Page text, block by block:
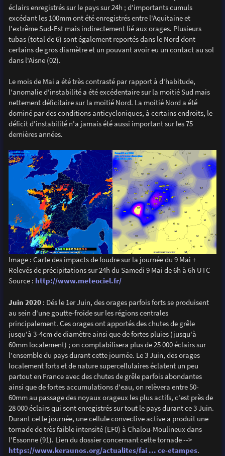
éclairs enregistrés sur le pays sur 24h ; d'importants cumuls
excédant les 100mm ont été enregistrés entre l'Aquitaine et
l'extrême Sud-Est mais indirectement lié aux orages. Plusieurs
tubas (total de 6) sont également reportés dans le Nord dont
certains de gros diamètre et un pouvant avoir eu un contact au sol
dans l'Aisne (02).
Le mois de Mai a été très contrasté par rapport à d'habitude,
l'anomalie d'instabilité a été excédentaire sur la moitié Sud mais
nettement déficitaire sur la moitié Nord. La moitié Nord a été
dominé par des conditions anticycloniques, à certains endroits, le
déficit d'instabilité n'a jamais été aussi important sur les 75
dernières années.
Image : Carte des impacts de foudre sur la journée du 9 Mai +
Relevés de précipitations sur 24h du Samedi 9 Mai de 6h à 6h UTC
Source : http://www.meteociel.fr/
Juin 2020: Dés le 1er Juin, des orages parfois forts se produisent
au sein d'une goutte-froide sur les régions centrales
principalement. Ces orages ont apportés des chutes de grêle
jusqu'à 3-4cm de diamètre ainsi que de fortes pluies (jusqu'à
60mm localement) ; on comptabilisera plus de 25 000 éclairs sur
l'ensemble du pays durant cette journée. Le 3 Juin, des orages
localement forts et de nature supercellulaires éclatent un peu
partout en France avec des chutes de grêle parfois abondantes
ainsi que de fortes accumulations d'eau, on relèvera entre 50-
60mm au passage des noyaux orageux les plus actifs, c'est près de
28 000 éclairs qui sont enregistrés sur tout le pays durant ce 3 Juin.
Durant cette journée, une cellule convective active a produit une
tornade de très faible intensité (EF0) à Chalou-Moulineux dans
l'Essonne (91). Lien du dossier concernant cette tornade -->
https://www.keraunos.org/actualites/fai ... ce-etampes.